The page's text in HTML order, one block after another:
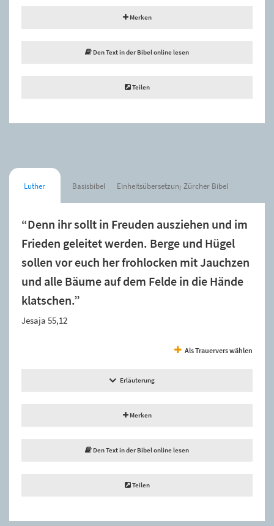
Merken
Den Text in der Bibel online lesen
Teilen
Luther Basisbibel Einheitsübersetzung Zürcher Bibel
“Denn ihr sollt in Freuden ausziehen und im
Frieden geleitet werden. Berge und Hügel
sollen vor euch her frohlocken mit Jauchzen
und alle Bäume auf dem Felde in die Hände
klatschen.”
Jesaja 55,12
Als Trauervers wählen
Erläuterung
Merken
Den Text in der Bibel online lesen
Teilen